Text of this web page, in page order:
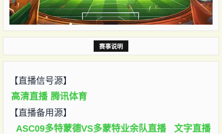
赛事说明
【直播信号源】
高清直播 腾讯体育
【直播备用源】
ASC09多特蒙德VS多蒙特业余队直播 文字直播